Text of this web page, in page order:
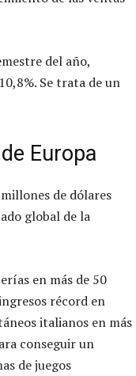
del año,
Se trata de un
Europa
de dólares
global de la
en más de 50
récord en
italianos en más
conseguir un
de juegos